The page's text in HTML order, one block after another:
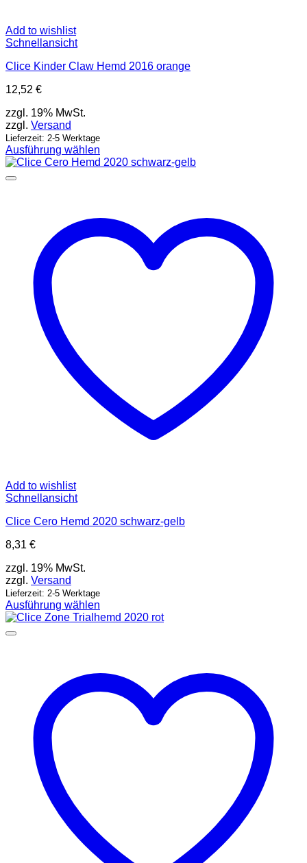
Add to wishlist
Schnellansicht
Clice Kinder Claw Hemd 2016 orange
12,52 €
zzgl. 19% MwSt.
zzgl. Versand
Lieferzeit: 2-5 Werktage
Ausführung wählen
Dieses
Produkt
Optionen
können
Produktseite
gewählt
werden
Add to wishlist
Schnellansicht
Clice Cero Hemd 2020 schwarz-gelb
8,31 €
zzgl. 19% MwSt.
zzgl. Versand
Lieferzeit: 2-5 Werktage
Ausführung wählen
Dieses
Produkt
Optionen
können
Produktseite
gewählt
werden